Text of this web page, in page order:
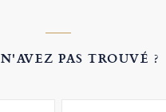
PAS TROUVÉ ?